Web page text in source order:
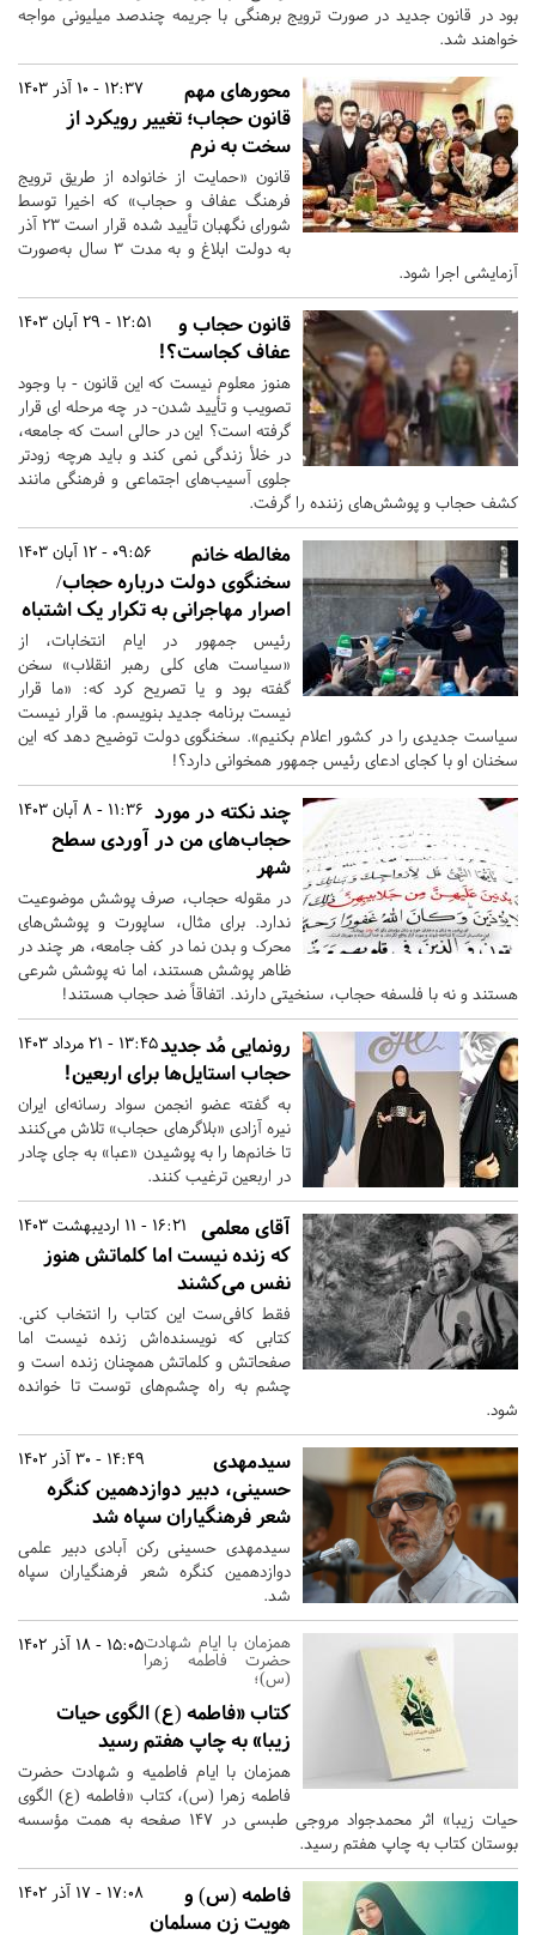
بود در قانون جدید در صورت ترویج برهنگی با جریمه چندصد میلیونی مواجه
خواهند شد.
12:37 - 10 آذر 1403
محورهای مهم
قانون حجاب؛ تغییر رویکرد از
سخت به نرم
قانون «حمایت از خانواده از طریق ترویج
فرهنگ عفاف و حجاب» که اخیرا توسط
شورای نگهبان تأیید شده قرار است 23 آذر
به دولت ابلاغ و به مدت 3 سال به‌صورت
آزمایشی اجرا شود.
12:51 - 29 آبان 1403
قانون حجاب و
عفاف کجاست؟!
هنوز معلوم نیست که این قانون - با وجود
تصویب و تأیید شدن- در چه مرحله ای قرار
گرفته است؟ این در حالی است که جامعه،
در خلأ زندگی نمی کند و باید هرچه زودتر
جلوی آسیب‌های اجتماعی و فرهنگی مانند
کشف حجاب و پوشش‌های زننده را گرفت.
09:56 - 12 آبان 1403
مغالطه خانم
سخنگوی دولت درباره حجاب/
اصرار مهاجرانی به تکرار یک اشتباه
رئیس جمهور در ایام انتخابات، از
«سیاست های کلی رهبر انقلاب» سخن
گفته بود و یا تصریح کرد که: «ما قرار
نیست برنامه جدید بنویسم. ما قرار نیست
سیاست جدیدی را در کشور اعلام بکنیم». سخنگوی دولت توضیح دهد که این
سخنان او با کجای ادعای رئیس جمهور همخوانی دارد؟!
11:36 - 8 آبان 1403 چند نکته در مورد
حجاب‌های من در آوردی سطح
شهر
در مقوله حجاب، صرف پوشش موضوعیت
ندارد. برای مثال، ساپورت و پوشش‌های
محرک و بدن نما در کف جامعه، هر چند در
ظاهر پوشش هستند، اما نه پوشش شرعی
هستند و نه با فلسفه حجاب، سنخیتی دارند. اتفاقاً ضد حجاب هستند!
13:45 - 21 مرداد 1403رونمایی مُد جدید
حجاب استایل‌ها برای اربعین!
به گفته عضو انجمن سواد رسانه‌ای ایران
نیره آزادی «بلاگرهای حجاب» تلاش می‌کنند
تا خانم‌ها را به پوشیدن «عبا» به جای چادر
در اربعین ترغیب کنند.
16:21 - 11 اردیبهشت 1403
آقای معلمی
که زنده نیست اما کلماتش هنوز
نفس می‌کشند
فقط کافی‌ست این کتاب را انتخاب کنی.‌
کتابی که نویسنده‌اش زنده نیست اما
صفحاتش و کلماتش همچنان زنده است و
چشم به راه چشم‌های توست تا خوانده
شود.
14:49 - 30 آذر 1402
سیدمهدی
حسینی، دبیر دوازدهمین کنگره
شعر فرهنگیاران سپاه شد
سیدمهدی حسینی رکن آبادی دبیر علمی
دوازدهمین کنگره شعر فرهنگیاران سپاه
شد.
15:05 - 18 آذر 1402همزمان با ایام شهادت
حضرت فاطمه زهرا
(س)؛
کتاب «فاطمه (ع) الگوی حیات
زیبا» به چاپ هفتم رسید
همزمان با ایام فاطمیه و شهادت حضرت
فاطمه زهرا (س)، کتاب «فاطمه (ع) الگوی
حیات زیبا» اثر محمدجواد مروجی طبسی در ۱۴۷ صفحه به همت مؤسسه
بوستان کتاب به چاپ هفتم رسید.
17:08 - 17 آذر 1402
فاطمه (س) و
هویت زن مسلمان